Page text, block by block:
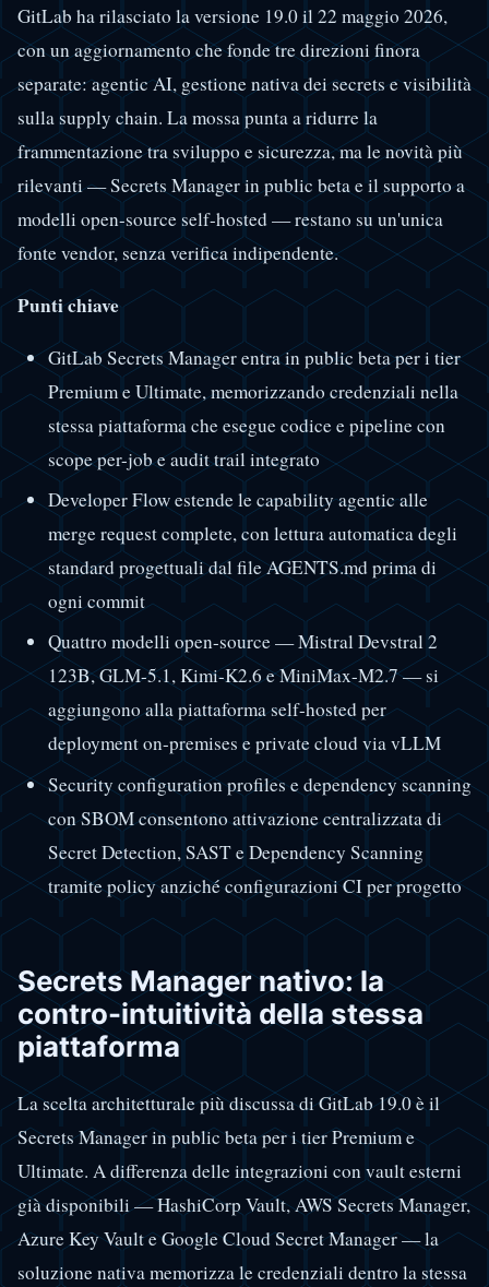
GitLab ha rilasciato la versione 19.0 il 22 maggio 2026,
con un aggiornamento che fonde tre direzioni finora
separate: agentic AI, gestione nativa dei secrets e visibilità
sulla supply chain. La mossa punta a ridurre la
frammentazione tra sviluppo e sicurezza, ma le novità più
rilevanti — Secrets Manager in public beta e il supporto a
modelli open-source self-hosted — restano su un'unica
fonte vendor, senza verifica indipendente.
Punti chiave
GitLab Secrets Manager entra in public beta per i tier
Premium e Ultimate, memorizzando credenziali nella
stessa piattaforma che esegue codice e pipeline con
scope per-job e audit trail integrato
Developer Flow estende le capability agentic alle
merge request complete, con lettura automatica degli
standard progettuali dal file AGENTS.md prima di
ogni commit
Quattro modelli open-source — Mistral Devstral 2
123B, GLM-5.1, Kimi-K2.6 e MiniMax-M2.7 — si
aggiungono alla piattaforma self-hosted per
deployment on-premises e private cloud via vLLM
Security configuration profiles e dependency scanning
con SBOM consentono attivazione centralizzata di
Secret Detection, SAST e Dependency Scanning
tramite policy anziché configurazioni CI per progetto
Secrets Manager nativo: la
contro-intuitività della stessa
piattaforma
La scelta architetturale più discussa di GitLab 19.0 è il
Secrets Manager in public beta per i tier Premium e
Ultimate. A differenza delle integrazioni con vault esterni
già disponibili — HashiCorp Vault, AWS Secrets Manager,
Azure Key Vault e Google Cloud Secret Manager — la
soluzione nativa memorizza le credenziali dentro la stessa